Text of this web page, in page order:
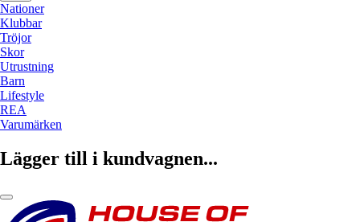
Nationer
Klubbar
Tröjor
Skor
Utrustning
Barn
Lifestyle
REA
Varumärken
Lägger till i kundvagnen...